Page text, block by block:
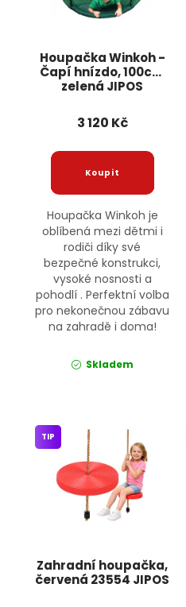
Houpačka Winkoh -
Čapí hnízdo, 100cm
zelená JIPOS
3 120 Kč
Houpačka Winkoh je
oblíbená mezi dětmi i
rodiči díky své
bezpečné konstrukci,
vysoké nosnosti a
pohodlí . Perfektní volba
pro nekonečnou zábavu
na zahradě i doma!
Skladem
Zahradní houpačka,
červená 23554 JIPOS
TIP